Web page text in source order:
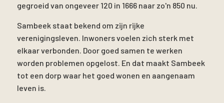
gegroeid van ongeveer 120 in 1666 naar zo'n 850 nu.
Sambeek staat bekend om zijn rijke
verenigingsleven. Inwoners voelen zich sterk met
elkaar verbonden. Door goed samen te werken
worden problemen opgelost. En dat maakt Sambeek
tot een dorp waar het goed wonen en aangenaam
leven is.